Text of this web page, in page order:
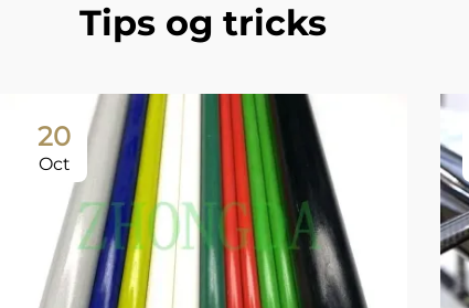
Tips og tricks
20
Oct